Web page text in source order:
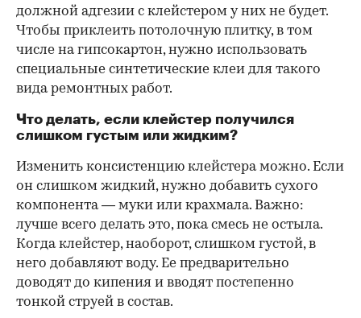
должной адгезии с клейстером у них не будет.
Чтобы приклеить потолочную плитку, в том
числе на гипсокартон, нужно использовать
специальные синтетические клеи для такого
вида ремонтных работ.
Что делать, если клейстер получился
слишком густым или жидким?
Изменить консистенцию клейстера можно. Если
он слишком жидкий, нужно добавить сухого
компонента — муки или крахмала. Важно:
лучше всего делать это, пока смесь не остыла.
Когда клейстер, наоборот, слишком густой, в
него добавляют воду. Ее предварительно
доводят до кипения и вводят постепенно
тонкой струей в состав.